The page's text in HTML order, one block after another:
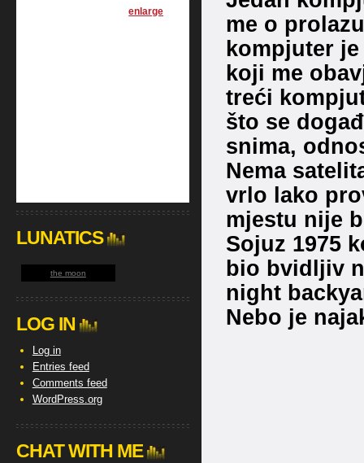
me o
kompjuter
koji me
treći
što se
snima,
Nema
vrlo lako
mjestu nije
Sojuz 1975
bio bvidljiv
night
Nebo je
[enlarge
LUNATICS
the moon
LOG IN
Log in
Entries feed
Comments feed
WordPress.org
CHAT WITH ME